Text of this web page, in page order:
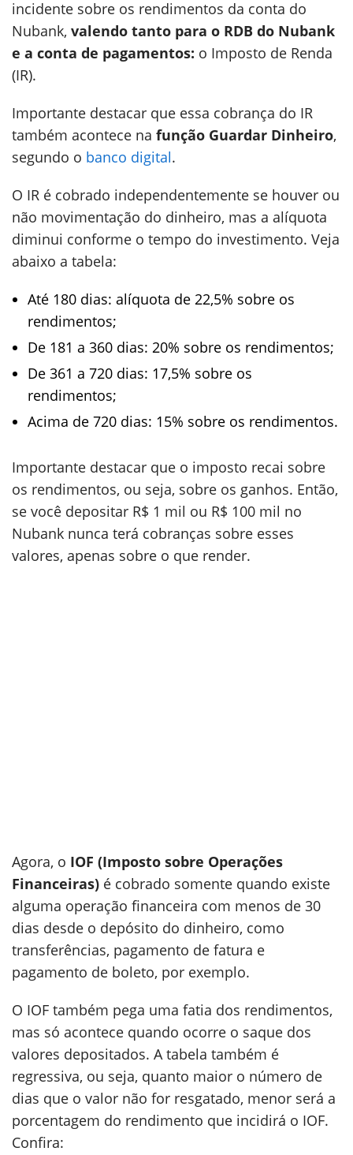
incidente sobre os rendimentos da conta do
Nubank, valendo tanto para o RDB do Nubank
e a conta de pagamentos: o Imposto de Renda
(IR).
Importante destacar que essa cobrança do IR
também acontece na função Guardar Dinheiro,
segundo o banco digital.
O IR é cobrado independentemente se houver ou
não movimentação do dinheiro, mas a alíquota
diminui conforme o tempo do investimento. Veja
abaixo a tabela:
Até 180 dias: alíquota de 22,5% sobre os
rendimentos;
De 181 a 360 dias: 20% sobre os rendimentos;
De 361 a 720 dias: 17,5% sobre os
rendimentos;
Acima de 720 dias: 15% sobre os rendimentos.
Importante destacar que o imposto recai sobre
os rendimentos, ou seja, sobre os ganhos. Então,
se você depositar R$ 1 mil ou R$ 100 mil no
Nubank nunca terá cobranças sobre esses
valores, apenas sobre o que render.
Agora, o IOF (Imposto sobre Operações
Financeiras) é cobrado somente quando existe
alguma operação financeira com menos de 30
dias desde o depósito do dinheiro, como
transferências, pagamento de fatura e
pagamento de boleto, por exemplo.
O IOF também pega uma fatia dos rendimentos,
mas só acontece quando ocorre o saque dos
valores depositados. A tabela também é
regressiva, ou seja, quanto maior o número de
dias que o valor não for resgatado, menor será a
porcentagem do rendimento que incidirá o IOF.
Confira: